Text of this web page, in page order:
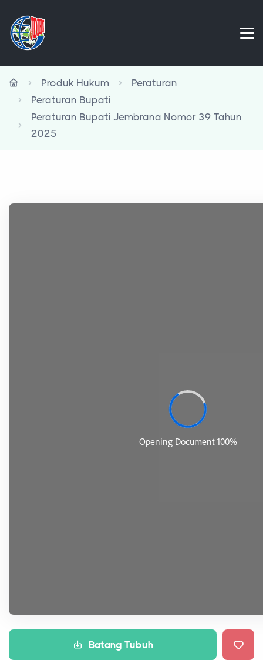
Produk Hukum
Peraturan
Peraturan Bupati
Peraturan Bupati Jembrana Nomor 39 Tahun
2025
Batang Tubuh